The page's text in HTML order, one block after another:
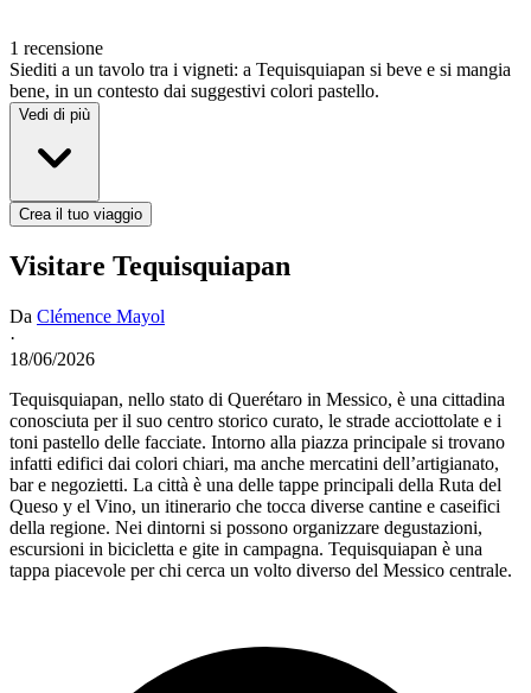
1 recensione
Siediti a un tavolo tra i vigneti: a Tequisquiapan si beve e si mangia
bene, in un contesto dai suggestivi colori pastello.
Vedi di più
Crea il tuo viaggio
Visitare Tequisquiapan
Da Clémence Mayol
·
18/06/2026
Tequisquiapan, nello stato di Querétaro in Messico, è una cittadina
conosciuta per il suo centro storico curato, le strade acciottolate e i
toni pastello delle facciate. Intorno alla piazza principale si trovano
infatti edifici dai colori chiari, ma anche mercatini dell’artigianato,
bar e negozietti. La città è una delle tappe principali della Ruta del
Queso y el Vino, un itinerario che tocca diverse cantine e caseifici
della regione. Nei dintorni si possono organizzare degustazioni,
escursioni in bicicletta e gite in campagna. Tequisquiapan è una
tappa piacevole per chi cerca un volto diverso del Messico centrale.